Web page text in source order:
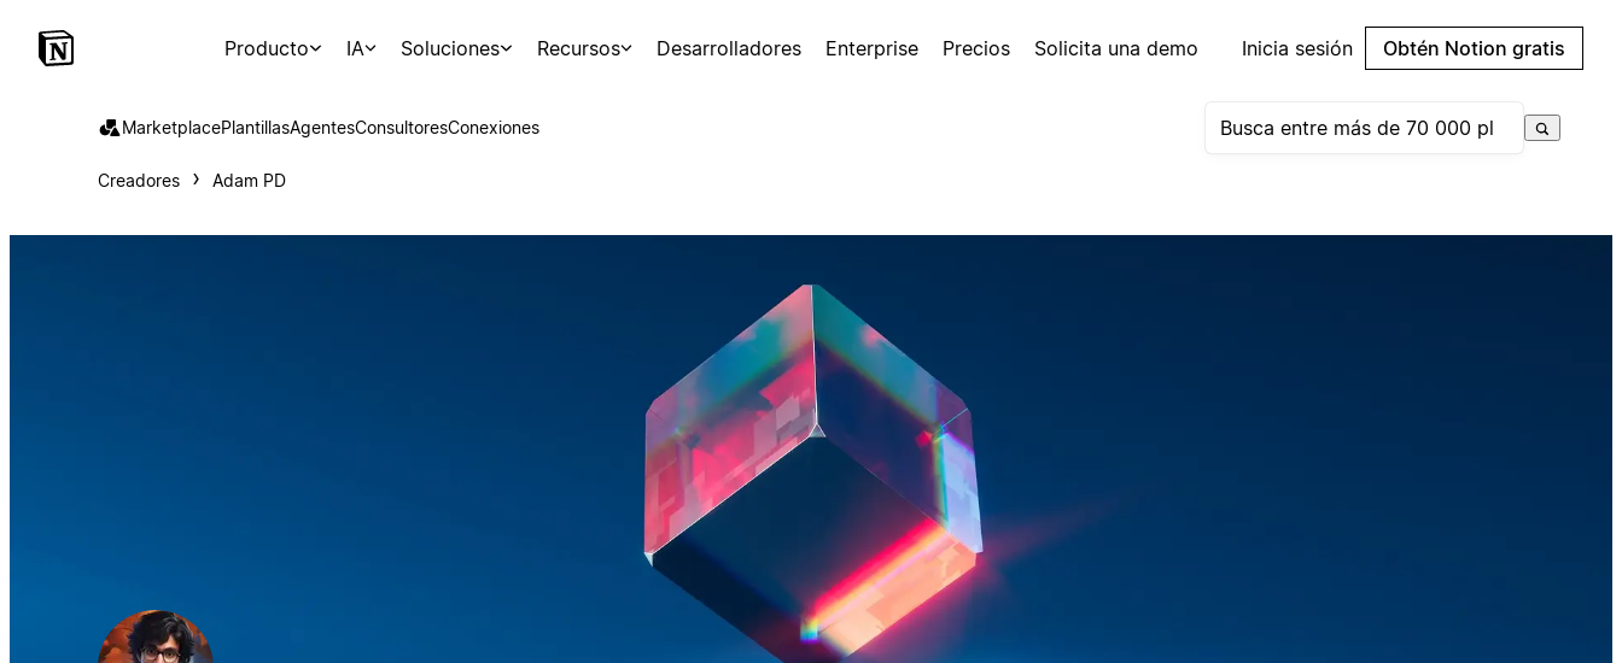
Producto IA Soluciones Recursos Desarrolladores Enterprise Precios Solicita una demo Inicia sesión Obtén Notion gratis
MarketplacePlantillasAgentesConsultoresConexiones
Creadores Adam PD